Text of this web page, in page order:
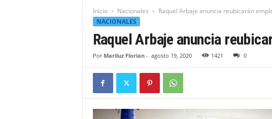
Inicio Nacionales
Raquel Arbaje anuncia reubicarán
NACIONALES
Raquel Arbaje anuncia
Por Mariluz Florian- agosto 19, 2020 1421 0